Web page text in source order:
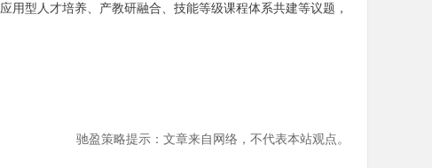
型人才培养、产教研融合、技能等级课程体系共建等议题，
驰盈策略提示：文章来自网络，不代表本站观点。